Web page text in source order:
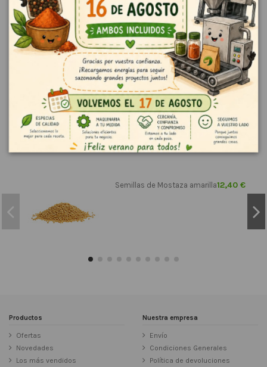
listo para el uso. Sin colorantes ni saborizantes artificiales. Para rebozar.
Presentacion 1 kg
Detalles del producto
Reviews (0)
Los clientes que adquirieron este producto también compraron:
Semillas de Mostaza amarilla12,40 €
Productos
Ofertas
Novedades
Los más vendidos
Nuestra empresa
Envío
Condiciones Generales
Política de devoluciones